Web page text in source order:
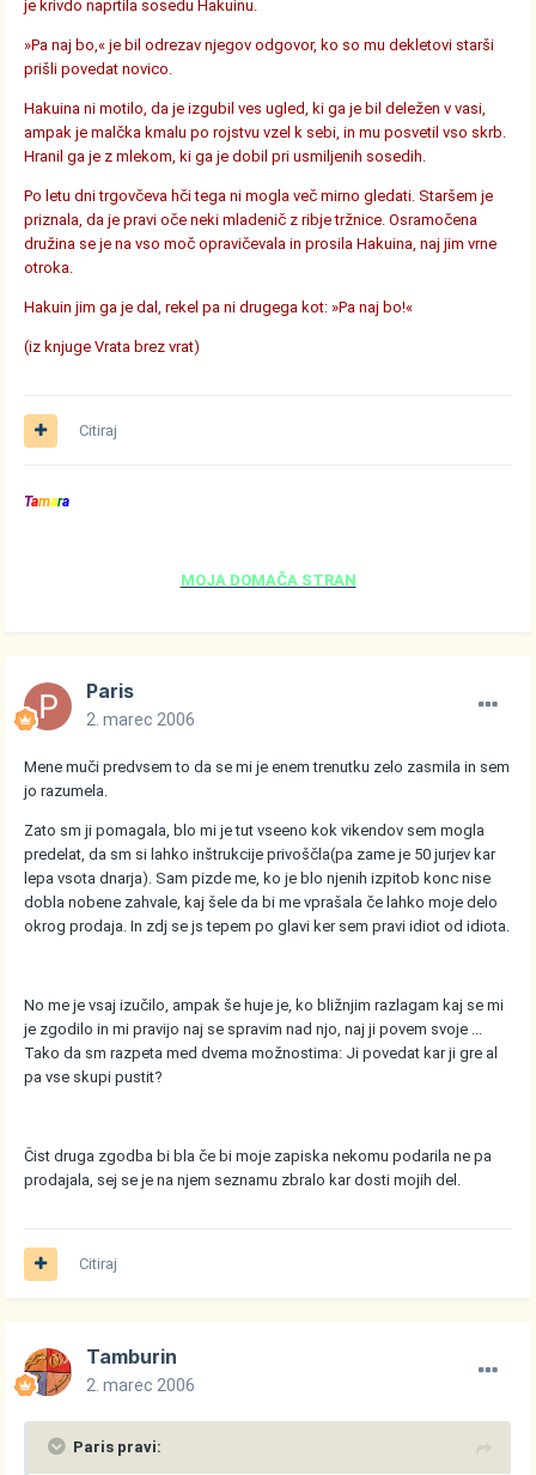
je krivdo naprtila sosedu Hakuinu.
»Pa naj bo,« je bil odrezav njegov odgovor, ko so mu dekletovi starši
prišli povedat novico.
Hakuina ni motilo, da je izgubil ves ugled, ki ga je bil deležen v vasi,
ampak je malčka kmalu po rojstvu vzel k sebi, in mu posvetil vso skrb.
Hranil ga je z mlekom, ki ga je dobil pri usmiljenih sosedih.
Po letu dni trgovčeva hči tega ni mogla več mirno gledati. Staršem je
priznala, da je pravi oče neki mladenič z ribje tržnice. Osramočena
družina se je na vso moč opravičevala in prosila Hakuina, naj jim vrne
otroka.
Hakuin jim ga je dal, rekel pa ni drugega kot: »Pa naj bo!«
(iz knjuge Vrata brez vrat)
Citiraj
Tamara
MOJA DOMAČA STRAN
Paris
2. marec 2006
Mene muči predvsem to da se mi je enem trenutku zelo zasmila in sem
jo razumela.
Zato sm ji pomagala, blo mi je tut vseeno kok vikendov sem mogla
predelat, da sm si lahko inštrukcije privoščla(pa zame je 50 jurjev kar
lepa vsota dnarja). Sam pizde me, ko je blo njenih izpitob konc nise
dobla nobene zahvale, kaj šele da bi me vprašala če lahko moje delo
okrog prodaja. In zdj se js tepem po glavi ker sem pravi idiot od idiota.
No me je vsaj izučilo, ampak še huje je, ko bližnjim razlagam kaj se mi
je zgodilo in mi pravijo naj se spravim nad njo, naj ji povem svoje ...
Tako da sm razpeta med dvema možnostima: Ji povedat kar ji gre al
pa vse skupi pustit?
Čist druga zgodba bi bla če bi moje zapiska nekomu podarila ne pa
prodajala, sej se je na njem seznamu zbralo kar dosti mojih del.
Citiraj
Tamburin
2. marec 2006
Paris pravi: